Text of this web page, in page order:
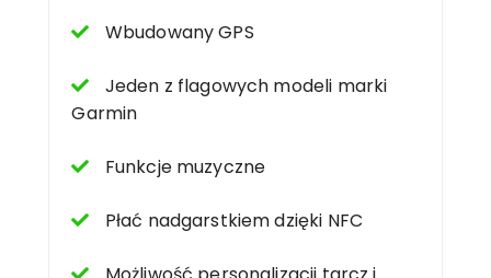
Wbudowany GPS
Jeden z flagowych modeli marki
Garmin
Funkcje muzyczne
Płać nadgarstkiem dzięki NFC